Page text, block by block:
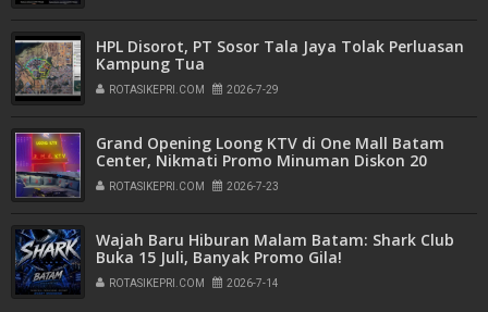
HPL Disorot, PT Sosor Tala Jaya Tolak Perluasan
Kampung Tua
ROTASIKEPRI.COM 2026-7-29
Grand Opening Loong KTV di One Mall Batam
Center, Nikmati Promo Minuman Diskon 20
Persen
ROTASIKEPRI.COM 2026-7-23
Wajah Baru Hiburan Malam Batam: Shark Club
Buka 15 Juli, Banyak Promo Gila!
ROTASIKEPRI.COM 2026-7-14